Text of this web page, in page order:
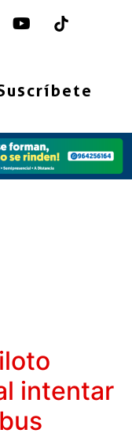
intentar